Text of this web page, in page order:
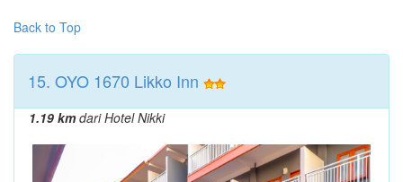
Back to Top
15. OYO 1670 Likko Inn
1.19 kmdari Hotel Nikki